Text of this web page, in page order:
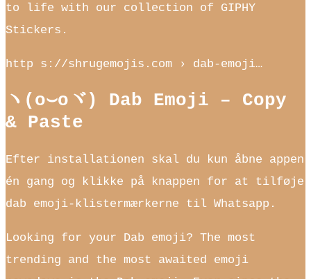
to life with our collection of GIPHY
Stickers.
http s://shrugemojis.com › dab-emoji…
ヽ(o⌣oヾ) Dab Emoji – Copy
& Paste
Efter installationen skal du kun åbne appen
én gang og klikke på knappen for at tilføje
dab emoji-klistermærkerne til Whatsapp.
Looking for your Dab emoji? The most
trending and the most awaited emoji